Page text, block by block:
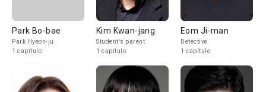
Park Bo-bae
Park Hyeon-ju
1 capítulo
Kim Kwan-jang
Student's parent
1 capítulo
Eom Ji-man
Detective
1 capítulo